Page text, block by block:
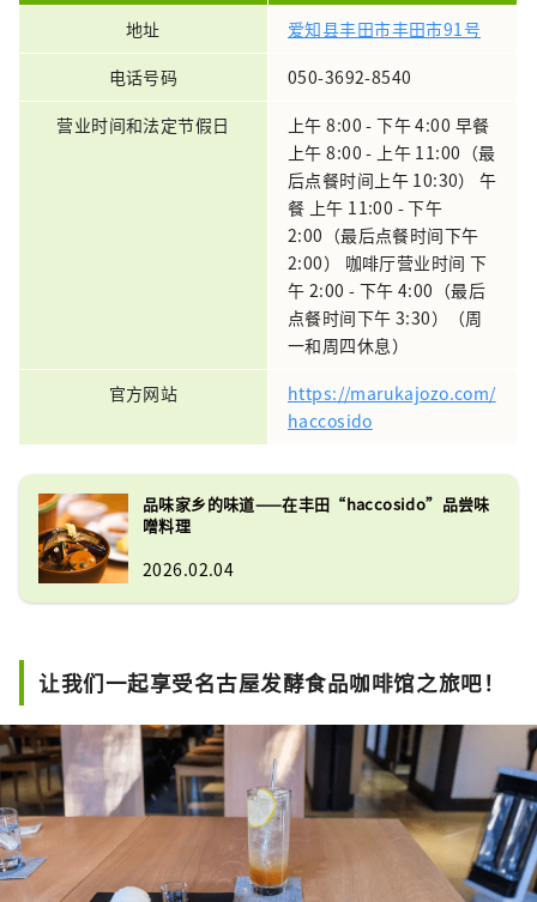
地址
爱知县丰田市丰田市91号
电话号码
050-3692-8540
营业时间和法定节假日
上午 8:00 - 下午 4:00 早餐
上午 8:00 - 上午 11:00（最
后点餐时间上午 10:30） 午
餐 上午 11:00 - 下午
2:00（最后点餐时间下午
2:00） 咖啡厅营业时间 下
午 2:00 - 下午 4:00（最后
点餐时间下午 3:30）（周
一和周四休息）
官方网站
https://marukajozo.com/
haccosido
品味家乡的味道——在丰田“haccosido”品尝味
噌料理
2026.02.04
让我们一起享受名古屋发酵食品咖啡馆之旅吧！